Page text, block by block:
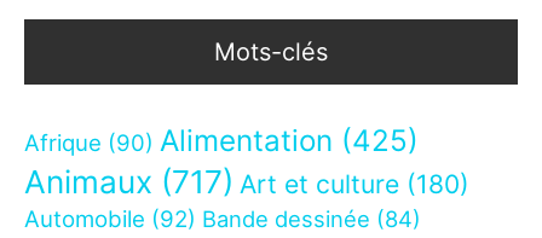
Mots-clés
Afrique (90) Alimentation (425)
Animaux (717) Art et culture (180)
Automobile (92) Bande dessinée (84)